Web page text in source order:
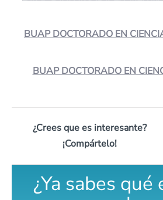
BUAP DOCTORADO EN
BUAP DOCTORADO EN
¿Crees que es interesante?
¡Compártelo!
¿Ya sabes